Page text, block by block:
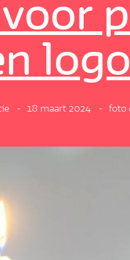
voor
18 maart 2024 foto